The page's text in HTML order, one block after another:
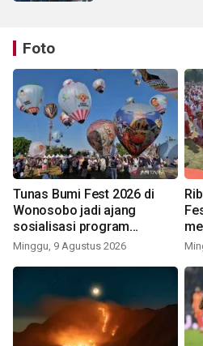
Foto
Tunas Bumi Fest 2026 di
Wonosobo jadi ajang
sosialisasi program
pemerintah lewat balon
Minggu, 9 Agustus 2026